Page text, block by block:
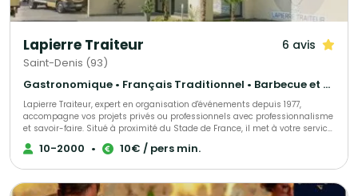
Lapierre Traiteur 6 avis
Saint-Denis (93)
Gastronomique • Français Traditionnel • Barbecue et grillades
Lapierre Traiteur, expert en organisation d'événements depuis 1977,
accompagne vos projets privés ou professionnels avec professionnalisme
et savoir-faire. Situé à proximité du Stade de France, il met à votre service
une cuisine traditionnelle et d'exception, élaborée à partir de produits frais
et locaux. Grâce à une équipe de collaborateurs expérimentés, Lapierre
sociales.
10-2000 • 10€ / pers min.